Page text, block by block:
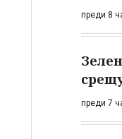
преди 8
преди 7